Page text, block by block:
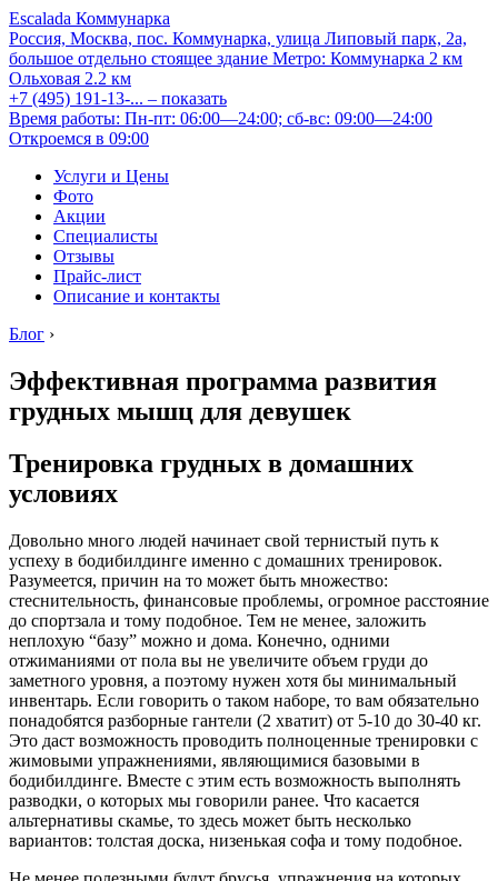
Escalada Коммунарка
Россия, Москва, пос. Коммунарка, улица Липовый парк, 2а,
большое отдельно стоящее здание Метро: Коммунарка 2 км
Ольховая 2.2 км
+7 (495) 191-13-... – показать
Время работы: Пн-пт: 06:00—24:00; сб-вс: 09:00—24:00
Откроемся в 09:00
Услуги и Цены
Фото
Акции
Специалисты
Отзывы
Прайс-лист
Описание и контакты
Блог ›
Эффективная программа развития
грудных мышц для девушек
Тренировка грудных в домашних
условиях
Довольно много людей начинает свой тернистый путь к
успеху в бодибилдинге именно с домашних тренировок.
Разумеется, причин на то может быть множество:
стеснительность, финансовые проблемы, огромное расстояние
до спортзала и тому подобное. Тем не менее, заложить
неплохую “базу” можно и дома. Конечно, одними
отжиманиями от пола вы не увеличите объем груди до
заметного уровня, а поэтому нужен хотя бы минимальный
инвентарь. Если говорить о таком наборе, то вам обязательно
понадобятся разборные гантели (2 хватит) от 5-10 до 30-40 кг.
Это даст возможность проводить полноценные тренировки с
жимовыми упражнениями, являющимися базовыми в
бодибилдинге. Вместе с этим есть возможность выполнять
разводки, о которых мы говорили ранее. Что касается
альтернативы скамье, то здесь может быть несколько
вариантов: толстая доска, низенькая софа и тому подобное.